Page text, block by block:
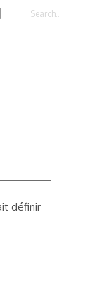
Search
définir